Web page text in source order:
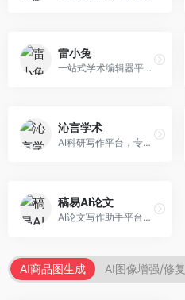
雷小兔
一站式学术编辑器平台，覆盖论文写作全流程。面向高校学生和科研人员，提供选题分析、文献检索、论文生成、查重降重等服务，操作流程清晰，学术写作效率显著提升。
沁言学术
AI科研写作平台，专注于学术研究辅助。面向研究生和科研工作者，提供文献分析、研究方法指导、论文撰写等服务，学术资源丰富，研究支持全面。
稿易AI论文
AI论文写作助手平台，提供智能化学术写作支持。面向高校学生，支持多种论文类型生成，提供参考文献管理和格式规范服务，操作流程简单。
AI商品图生成 AI图像增强/修复